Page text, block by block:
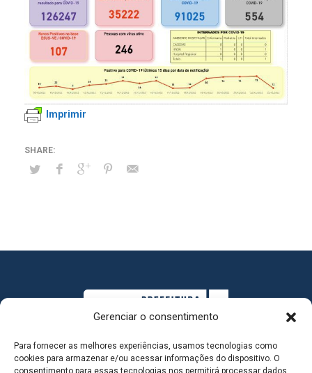
Gerenciar o consentimento
Para fornecer as melhores experiências, usamos tecnologias como
cookies para armazenar e/ou acessar informações do dispositivo. O
consentimento para essas tecnologias nos permitirá processar dados
Imprimir